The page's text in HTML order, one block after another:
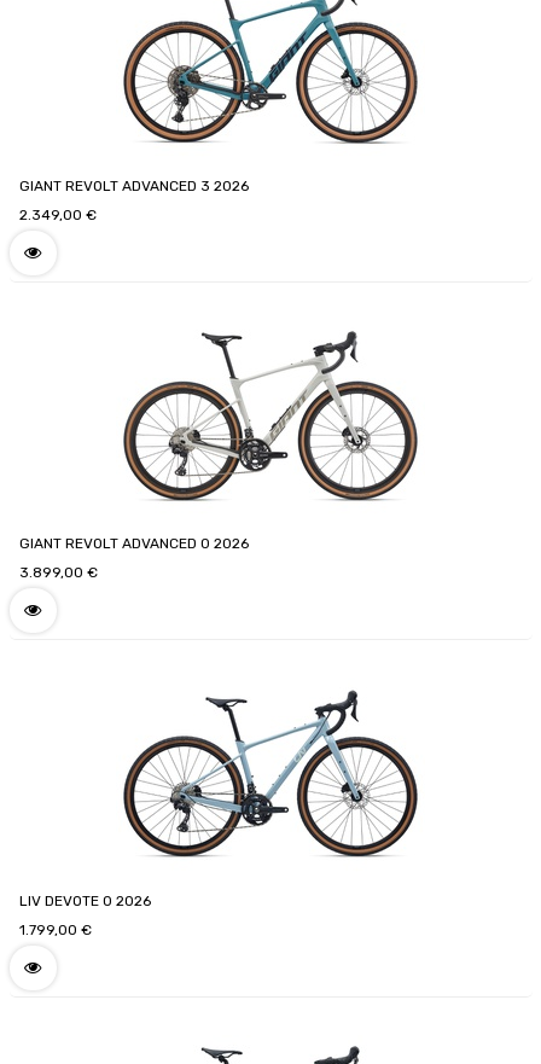
GIANT REVOLT ADVANCED 3 2026
2.349,00 €
GIANT REVOLT ADVANCED 0 2026
3.899,00 €
LIV DEVOTE 0 2026
1.799,00 €